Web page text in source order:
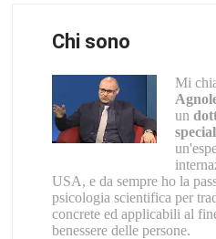
Chi sono
Mi
un
USA, e da sempre ho la
psicologia scientifica per
concrete ed applicabili al
benessere delle persone.